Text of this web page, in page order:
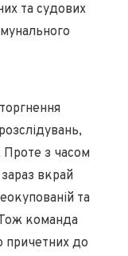
та судових
з часом
вкрай
та
команда
причетних до